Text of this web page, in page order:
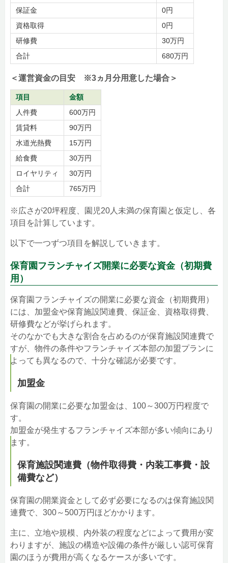
保証金
0円
資格取得
0円
研修費
30万円
合計
680万円
＜運営資金の目安 ※3ヵ月分用意した場合＞
項目
金額
人件費
600万円
賃貸料
90万円
水道光熱費
15万円
給食費
30万円
ロイヤリティ
30万円
合計
765万円
※広さが20坪程度、園児20人未満の保育園と仮定し、各
項目を計算しています。
以下で一つずつ項目を解説していきます。
保育園フランチャイズ開業に必要な資金（初期費
用）
保育園フランチャイズの開業に必要な資金（初期費用）
には、加盟金や保育施設関連費、保証金、資格取得費、
研修費などが挙げられます。
そのなかでも大きな割合を占めるのが保育施設関連費で
すが、物件の条件やフランチャイズ本部の加盟プランに
よっても異なるので、十分な確認が必要です。
加盟金
保育園の開業に必要な加盟金は、100～300万円程度で
す。
加盟金が発生するフランチャイズ本部が多い傾向にあり
ます。
保育施設関連費（物件取得費・内装工事費・設
備費など）
保育園の開業資金として必ず必要になるのは保育施設関
連費で、300～500万円ほどかかります。
主に、立地や規模、内外装の程度などによって費用が変
わりますが、施設の構造や設備の条件が厳しい認可保育
園のほうが費用が高くなるケースが多いです。